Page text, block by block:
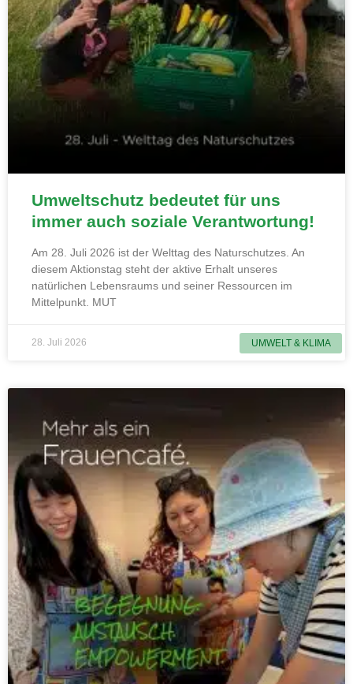
UMWELT & KLIMA
Umweltschutz bedeutet für uns
immer auch soziale Verantwortung!
Am 28. Juli 2026 ist der Welttag des Naturschutzes. An
diesem Aktionstag steht der aktive Erhalt unseres
natürlichen Lebensraums und seiner Ressourcen im
Mittelpunkt. MUT
28. Juli 2026